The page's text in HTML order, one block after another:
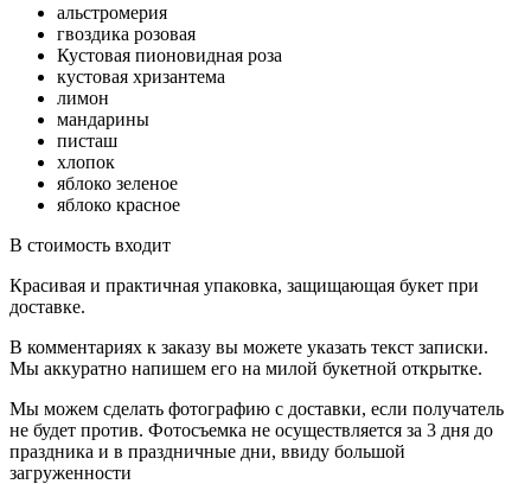
альстромерия
гвоздика розовая
Кустовая пионовидная роза
кустовая хризантема
лимон
мандарины
писташ
хлопок
яблоко зеленое
яблоко красное
В стоимость входит
Красивая и практичная упаковка, защищающая букет при
доставке.
В комментариях к заказу вы можете указать текст записки.
Мы аккуратно напишем его на милой букетной открытке.
Мы можем сделать фотографию с доставки, если получатель
не будет против. Фотосъемка не осуществляется за 3 дня до
праздника и в праздничные дни, ввиду большой
загруженности